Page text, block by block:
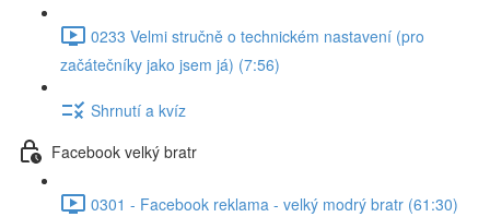
0233 Velmi stručně o technickém nastavení (pro
začátečníky jako jsem já) (7:56)
Shrnutí a kvíz
Facebook velký bratr
0301 - Facebook reklama - velký modrý bratr (61:30)